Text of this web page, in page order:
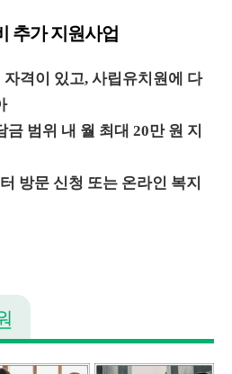
추가 지원사업
격이 있고, 사립유치원에 다
범위 내 월 최대 20만 원 지
방문 신청 또는 온라인 복지